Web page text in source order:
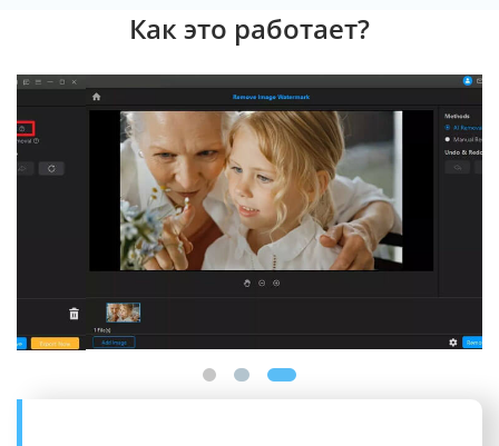
Как это работает?